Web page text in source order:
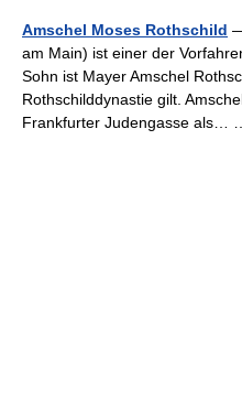
Amschel Moses Rothschild
am Main) ist einer der
Sohn ist Mayer Amschel
Rothschilddynastie gilt.
Frankfurter Judengasse als…